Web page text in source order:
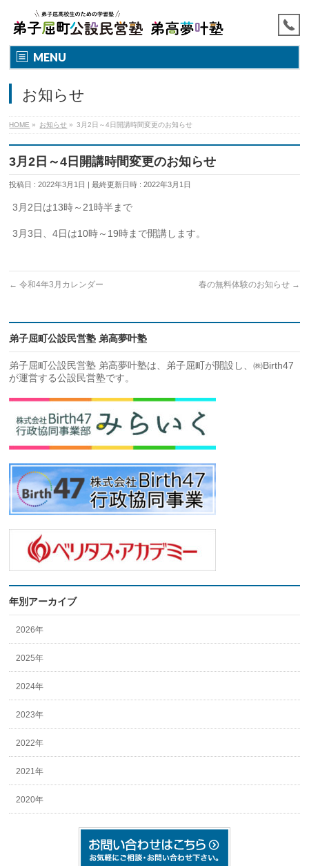
MENU
お知らせ
HOME » お知らせ » 3月2日～4日開講時間変更のお知らせ
3月2日～4日開講時間変更のお知らせ
投稿日 : 2022年3月1日 最終更新日時 : 2022年3月1日
3月2日は13時～21時半まで
3月3日、4日は10時～19時まで開講します。
← 令和4年3月カレンダー 春の無料体験のお知らせ →
弟子屈町公設民営塾 弟高夢叶塾
弟子屈町公設民営塾 弟高夢叶塾は、弟子屈町が開設し、㈱Birth47
が運営する公設民営塾です。
年別アーカイブ
2026年
2025年
2024年
2023年
2022年
2021年
2020年